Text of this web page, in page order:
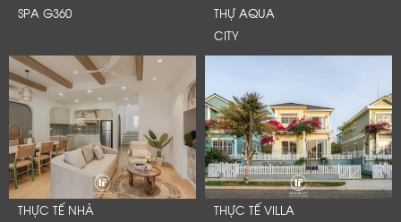
SPA G360
THỰ AQUA
CITY
THỰC TẾ NHÀ
THỰC TẾ VILLA